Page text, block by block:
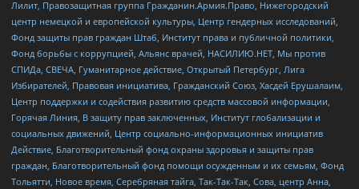
Лилит, Правозащитная группа Гражданин.Армия.Право, Нижегородский
центр немецкой и европейской культуры, Центр гендерных исследований,
Фонд защиты прав граждан Штаб, Институт права и публичной политики,
Фонд борьбы с коррупцией, Альянс врачей, НАСИЛИЮ.НЕТ, Мы против
СПИДа, СВЕЧА, Гуманитарное действие, Открытый Петербург, Лига
Избирателей, Правовая инициатива, Гражданский Союз, Хасдей Ерушалаим,
Центр поддержки и содействия развитию средств массовой информации,
Горячая Линия, В защиту прав заключенных, Институт глобализации и
социальных движений, Центр социально-информационных инициатив
Действие, Благотворительный фонд охраны здоровья и защиты прав
граждан, Благотворительный фонд помощи осужденным и их семьям, Фонд
Тольятти, Новое время, Серебряная тайга, Так-Так-Так, Сова, центр Анна,